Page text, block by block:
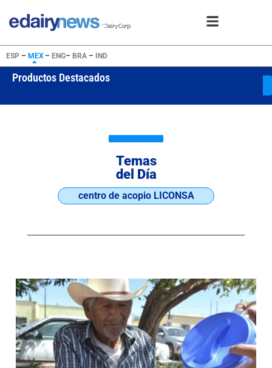
ESP – MEX– ENG– BRA – IND
Productos Destacados
WPC80 InstUSD 25505
Temas
del Día
centro de acopio LICONSA